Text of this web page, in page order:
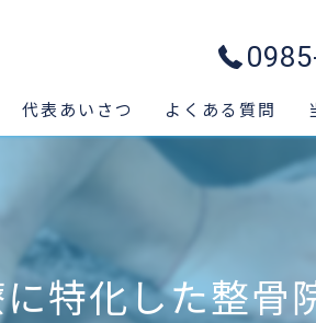
代表あいさつ よくある質問
特化した整骨